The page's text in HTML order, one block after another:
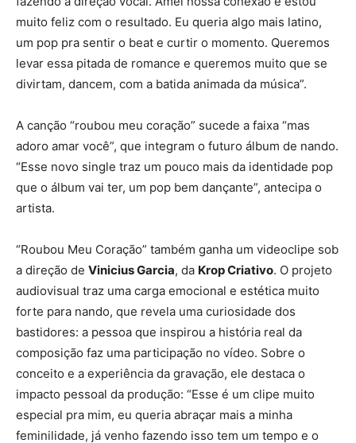
muito feliz com o resultado. Eu queria algo mais latino,
um pop pra sentir o beat e curtir o momento. Queremos
levar essa pitada de romance e queremos muito que se
divirtam, dancem, com a batida animada da música”.
A canção “roubou meu coração” sucede a faixa “mas
adoro amar você”, que integram o futuro álbum de nando.
“Esse novo single traz um pouco mais da identidade pop
que o álbum vai ter, um pop bem dançante”, antecipa o
artista.
“Roubou Meu Coração” também ganha um videoclipe sob
a direção de Vinicius Garcia, da Krop Criativo. O projeto
audiovisual traz uma carga emocional e estética muito
forte para nando, que revela uma curiosidade dos
bastidores: a pessoa que inspirou a história real da
composição faz uma participação no vídeo. Sobre o
conceito e a experiência da gravação, ele destaca o
impacto pessoal da produção: “Esse é um clipe muito
especial pra mim, eu queria abraçar mais a minha
feminilidade, já venho fazendo isso tem um tempo e o